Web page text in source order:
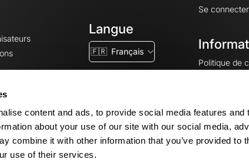
content and ads, to provide social media features and
about your use of our site with our social media,
combine it with other information that you’ve provided to
use of their services.
Langue
🇫🇷 Français
Se connecter
Politique de
Mentions
Paramètres